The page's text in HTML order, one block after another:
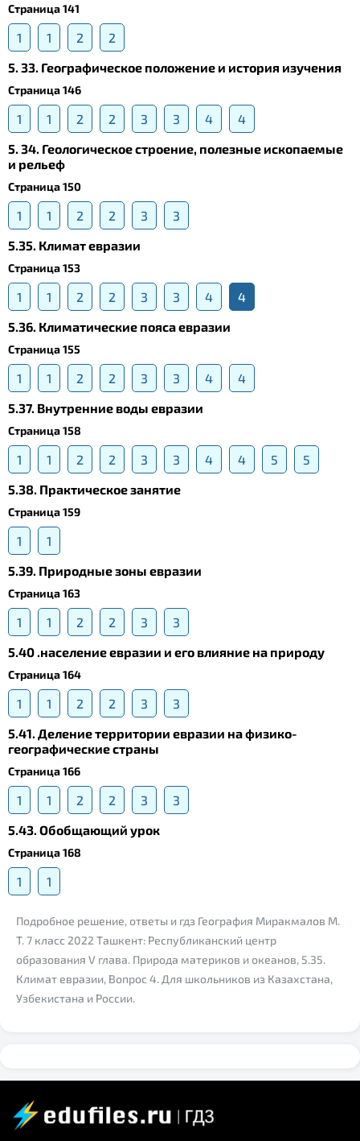
Страница 141
1 1 2
2
5. 33. Географическое положение и история изучения
Страница 146
1 1 2 2 3 3 4
4
5. 34. Геологическое строение, полезные ископаемые
и рельеф
Страница 150
1 1 2 2 3
3
5.35. Климат евразии
Страница 153
1 1 2 2 3 3 4
4
5.36. Климатические пояса евразии
Страница 155
1 1 2 2 3 3 4
4
5.37. Внутренние воды евразии
Страница 158
1 1 2 2 3 3 4 4 5
5
5.38. Практическое занятие
Страница 159
1
1
5.39. Природные зоны евразии
Страница 163
1 1 2 2 3
3
5.40 .население евразии и его влияние на природу
Страница 164
1 1 2 2 3
3
5.41. Деление территории евразии на физико-
географические страны
Страница 166
1 1 2 2 3
3
5.43. Обобщающий урок
Страница 168
1 1
Подробное решение, ответы и гдз География Миракмалов М.
Т. 7 класс 2022 Ташкент: Республиканский центр
образования V глава. Природа материков и океанов, 5.35.
Климат евразии, Вопрос 4. Для школьников из Казахстана,
Узбекистана и России.